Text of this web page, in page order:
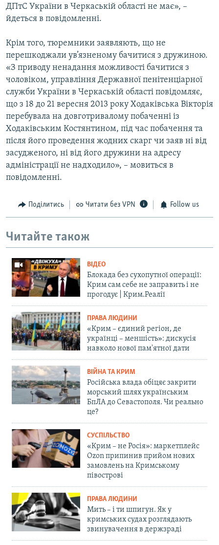
ДПтС України в Черкаській області не має», –
йдеться в повідомленні.
Крім того, тюремники заявляють, що не
перешкоджали ув’язненому бачитися з дружиною.
«З приводу ненадання можливості бачитися з
чоловіком, управління Державної пенітенціарної
служби України в Черкаській області повідомляє,
що з 18 до 21 вересня 2013 року Ходаківська Вікторія
перебувала на довготривалому побаченні із
Ходаківським Костянтином, під час побачення та
після його проведення жодних скарг чи заяв ні від
засудженого, ні від його дружини на адресу
адміністрації не надходило», – мовиться в
повідомленні.
Поділитись Читати без VPN Follow us
Читайте також
ВІДЕО
Блокада без сухопутної операції:
Крим сам себе не заправить і не
прогодує | Крим.Реалії
ПРАВА ЛЮДИНИ
«Крим – єдиний регіон, де
українці – меншість»: дискусія
навколо нової пам'ятної дати
ВІЙНА ТА КРИМ
Російська влада обіцяє закрити
морський шлях українським
БпЛА до Севастополя. Чи реально
це?
СУСПІЛЬСТВО
«Крим – не Росія»: маркетплейс
Ozon припинив прийом нових
замовлень на Кримському
півострові
ПРАВА ЛЮДИНИ
Мить – і ти шпигун. Як у
кримських судах розглядають
звинувачення в держзраді